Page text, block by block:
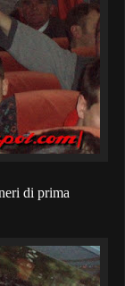
di prima